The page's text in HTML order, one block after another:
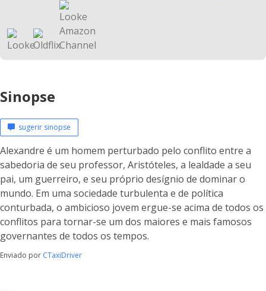
Sinopse
sugerir sinopse
Alexandre é um homem perturbado pelo conflito entre a
sabedoria de seu professor, Aristóteles, a lealdade a seu
pai, um guerreiro, e seu próprio desígnio de dominar o
mundo. Em uma sociedade turbulenta e de política
conturbada, o ambicioso jovem ergue-se acima de todos os
conflitos para tornar-se um dos maiores e mais famosos
governantes de todos os tempos.
Enviado por CTaxiDriver